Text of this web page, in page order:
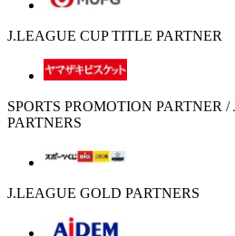
J.LEAGUE CUP TITLE PARTNER
SPORTS PROMOTION PARTNER
PARTNERS
J.LEAGUE GOLD PARTNERS